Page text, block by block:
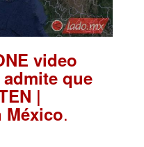
video
que
|
México.